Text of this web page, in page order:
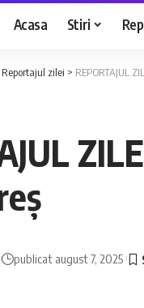
Acasa Stiri
Reportajul zilei > REPORTAJUL
publicat august 7, 2025